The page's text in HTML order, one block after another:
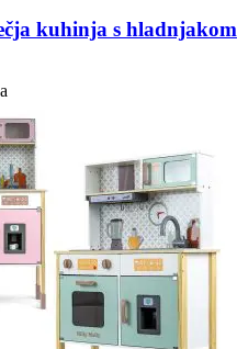
kuhinja s hladnjakom